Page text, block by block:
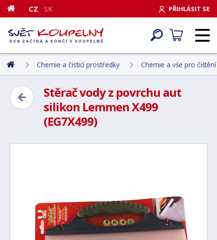
PŘIHLÁSIT SE
CZ SK
Chemie a čisticí prostředky Chemie a vše pro čištění
Stěrač vody z povrchu aut
silikon Lemmen X499
(EG7X499)